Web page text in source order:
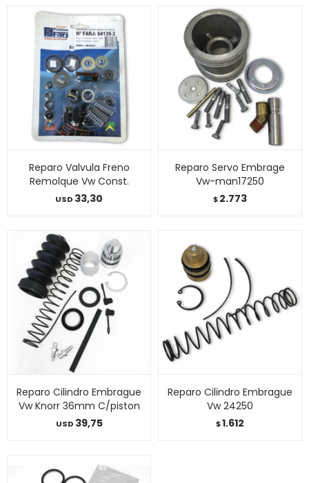
Reparo Valvula Freno
Remolque Vw Const.
USD 33,30
Reparo Servo Embrage
Vw-man17250
$2.773
Reparo Cilindro Embrague
Vw Knorr 36mm C/piston
USD 39,75
Reparo Cilindro Embrague
Vw 24250
$1.612